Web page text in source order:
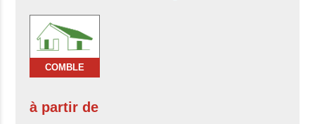
COMBLE
à partir de